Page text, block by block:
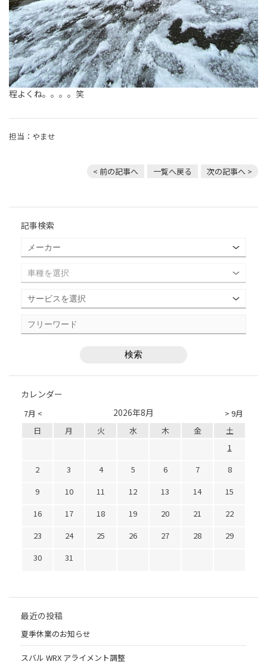
程よくね。。。。笑
担当：やませ
< 前の記事へ 一覧へ戻る 次の記事へ >
記事検索
カレンダー
7月 < > 9月
2026年8月
日 月 火 水 木 金
土
1
2
3 4 5 6 7
8
9
10 11 12 13 14
15
16
17 18 19 20 21
22
23
24 25 26 27 28
29
30
31
最近の投稿
夏季休業のお知らせ
スバル WRX アライメント調整